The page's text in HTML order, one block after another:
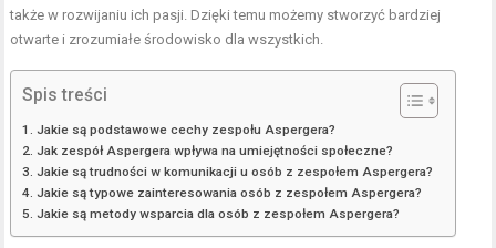
także w rozwijaniu ich pasji. Dzięki temu możemy stworzyć bardziej
otwarte i zrozumiałe środowisko dla wszystkich.
Spis treści
Jakie są podstawowe cechy zespołu Aspergera?
Jak zespół Aspergera wpływa na umiejętności społeczne?
Jakie są trudności w komunikacji u osób z zespołem Aspergera?
Jakie są typowe zainteresowania osób z zespołem Aspergera?
Jakie są metody wsparcia dla osób z zespołem Aspergera?